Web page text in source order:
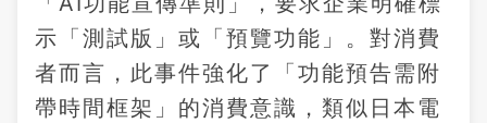
示「測試版」或「預覽功能」。對消費
者而言，此事件強化了「功能預告需附
帶時間框架」的消費意識，類似日本電